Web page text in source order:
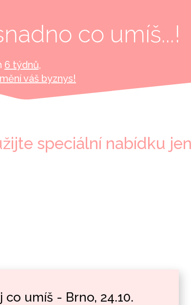
co umíš...!
6 týdnů,
váš byznys!
speciální nabídku
co umíš - Brno, 24.10.